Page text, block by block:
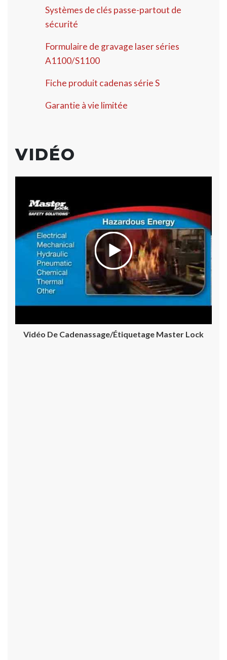
Systèmes de clés passe-partout de
sécurité
Formulaire de gravage laser séries
A1100/S1100
Fiche produit cadenas série S
Garantie à vie limitée
VIDÉO
Vidéo De Cadenassage/étiquetage Master Lock